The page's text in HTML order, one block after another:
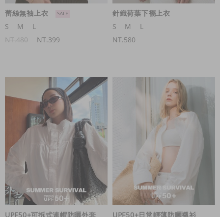
蕾絲無袖上衣
S
M
L
NT.480
NT.399
針織荷葉下襬上衣
S
M
L
NT.580
UPF50+可拆式連帽防曬外套 UPF50+日常輕薄防曬襯衫